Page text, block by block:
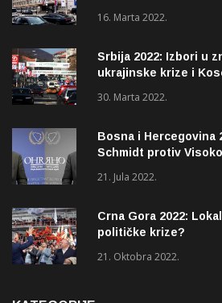
16. Marta 2022.
Srbija 2022: Izbori u
ukrajinske krize i
30. Marta 2022.
Bosna i Hercegovina
Schmidt protiv
21. Jula 2022.
Crna Gora 2022:
političke krize?
21. Oktobra 2022.